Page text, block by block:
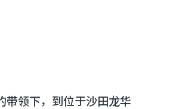
带领下，到位于沙田龙华